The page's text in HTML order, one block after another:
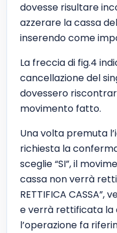
dovesse risultare
azzerare la cassa
inserendo come
La freccia di fig.4
cancellazione del
dovessero
movimento fatto.
Una volta premuta
richiesta la
sceglie “SI”, il
cassa non verrà
RETTIFICA
e verrà rettificata la
l’operazione fa